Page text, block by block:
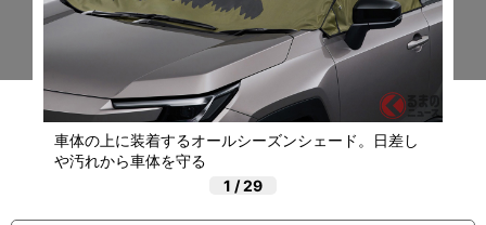
車体の上に装着するオールシーズンシェード。日差し
や汚れから車体を守る
1 /29